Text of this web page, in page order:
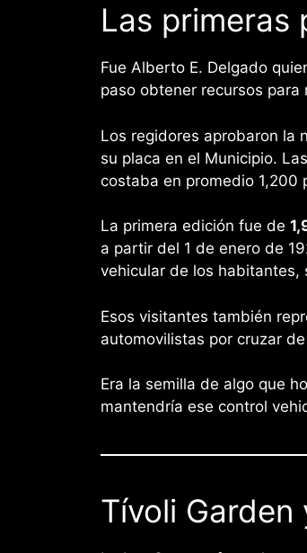
Las primeras
Fue Alberto E. Delgado
paso obtener recursos
Los regidores aprobaron la
su placa en el Municipio.
costaba en promedio 1,200
La primera edición fue de
a partir del 1 de enero de
vehicular de los habitantes,
Esos visitantes también
automovilistas por cruzar
Era la semilla de algo que
mantendría ese control
Tívoli